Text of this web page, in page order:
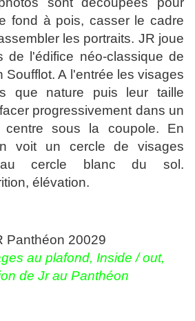
fond à pois, casser le cadre
les portraits. JR joue
de l'édifice néo-classique de
Soufflot. A l'entrée les visages
que nature puis leur taille
progressivement dans un
sous la coupole. En
voit un cercle de visages
au cercle blanc du sol.
élévation.
au plafond, Inside / out,
de Jr au Panthéon